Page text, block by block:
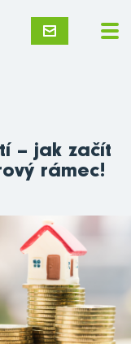
– jak začít
rámec!